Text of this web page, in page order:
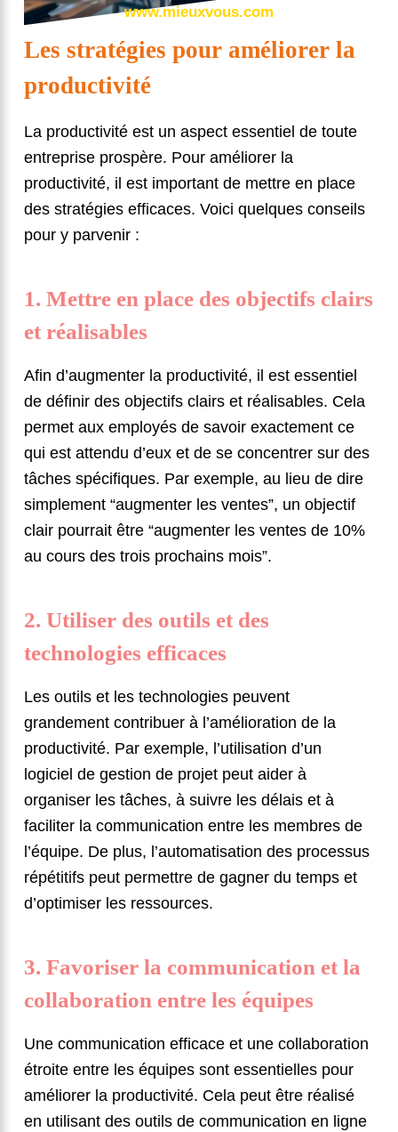
www.mieuxvous.com
Les stratégies pour améliorer la
productivité
La productivité est un aspect essentiel de toute
entreprise prospère. Pour améliorer la
productivité, il est important de mettre en place
des stratégies efficaces. Voici quelques conseils
pour y parvenir :
1. Mettre en place des objectifs clairs
et réalisables
Afin d’augmenter la productivité, il est essentiel
de définir des objectifs clairs et réalisables. Cela
permet aux employés de savoir exactement ce
qui est attendu d’eux et de se concentrer sur des
tâches spécifiques. Par exemple, au lieu de dire
simplement “augmenter les ventes”, un objectif
clair pourrait être “augmenter les ventes de 10%
au cours des trois prochains mois”.
2. Utiliser des outils et des
technologies efficaces
Les outils et les technologies peuvent
grandement contribuer à l’amélioration de la
productivité. Par exemple, l’utilisation d’un
logiciel de gestion de projet peut aider à
organiser les tâches, à suivre les délais et à
faciliter la communication entre les membres de
l’équipe. De plus, l’automatisation des processus
répétitifs peut permettre de gagner du temps et
d’optimiser les ressources.
3. Favoriser la communication et la
collaboration entre les équipes
Une communication efficace et une collaboration
étroite entre les équipes sont essentielles pour
améliorer la productivité. Cela peut être réalisé
en utilisant des outils de communication en ligne